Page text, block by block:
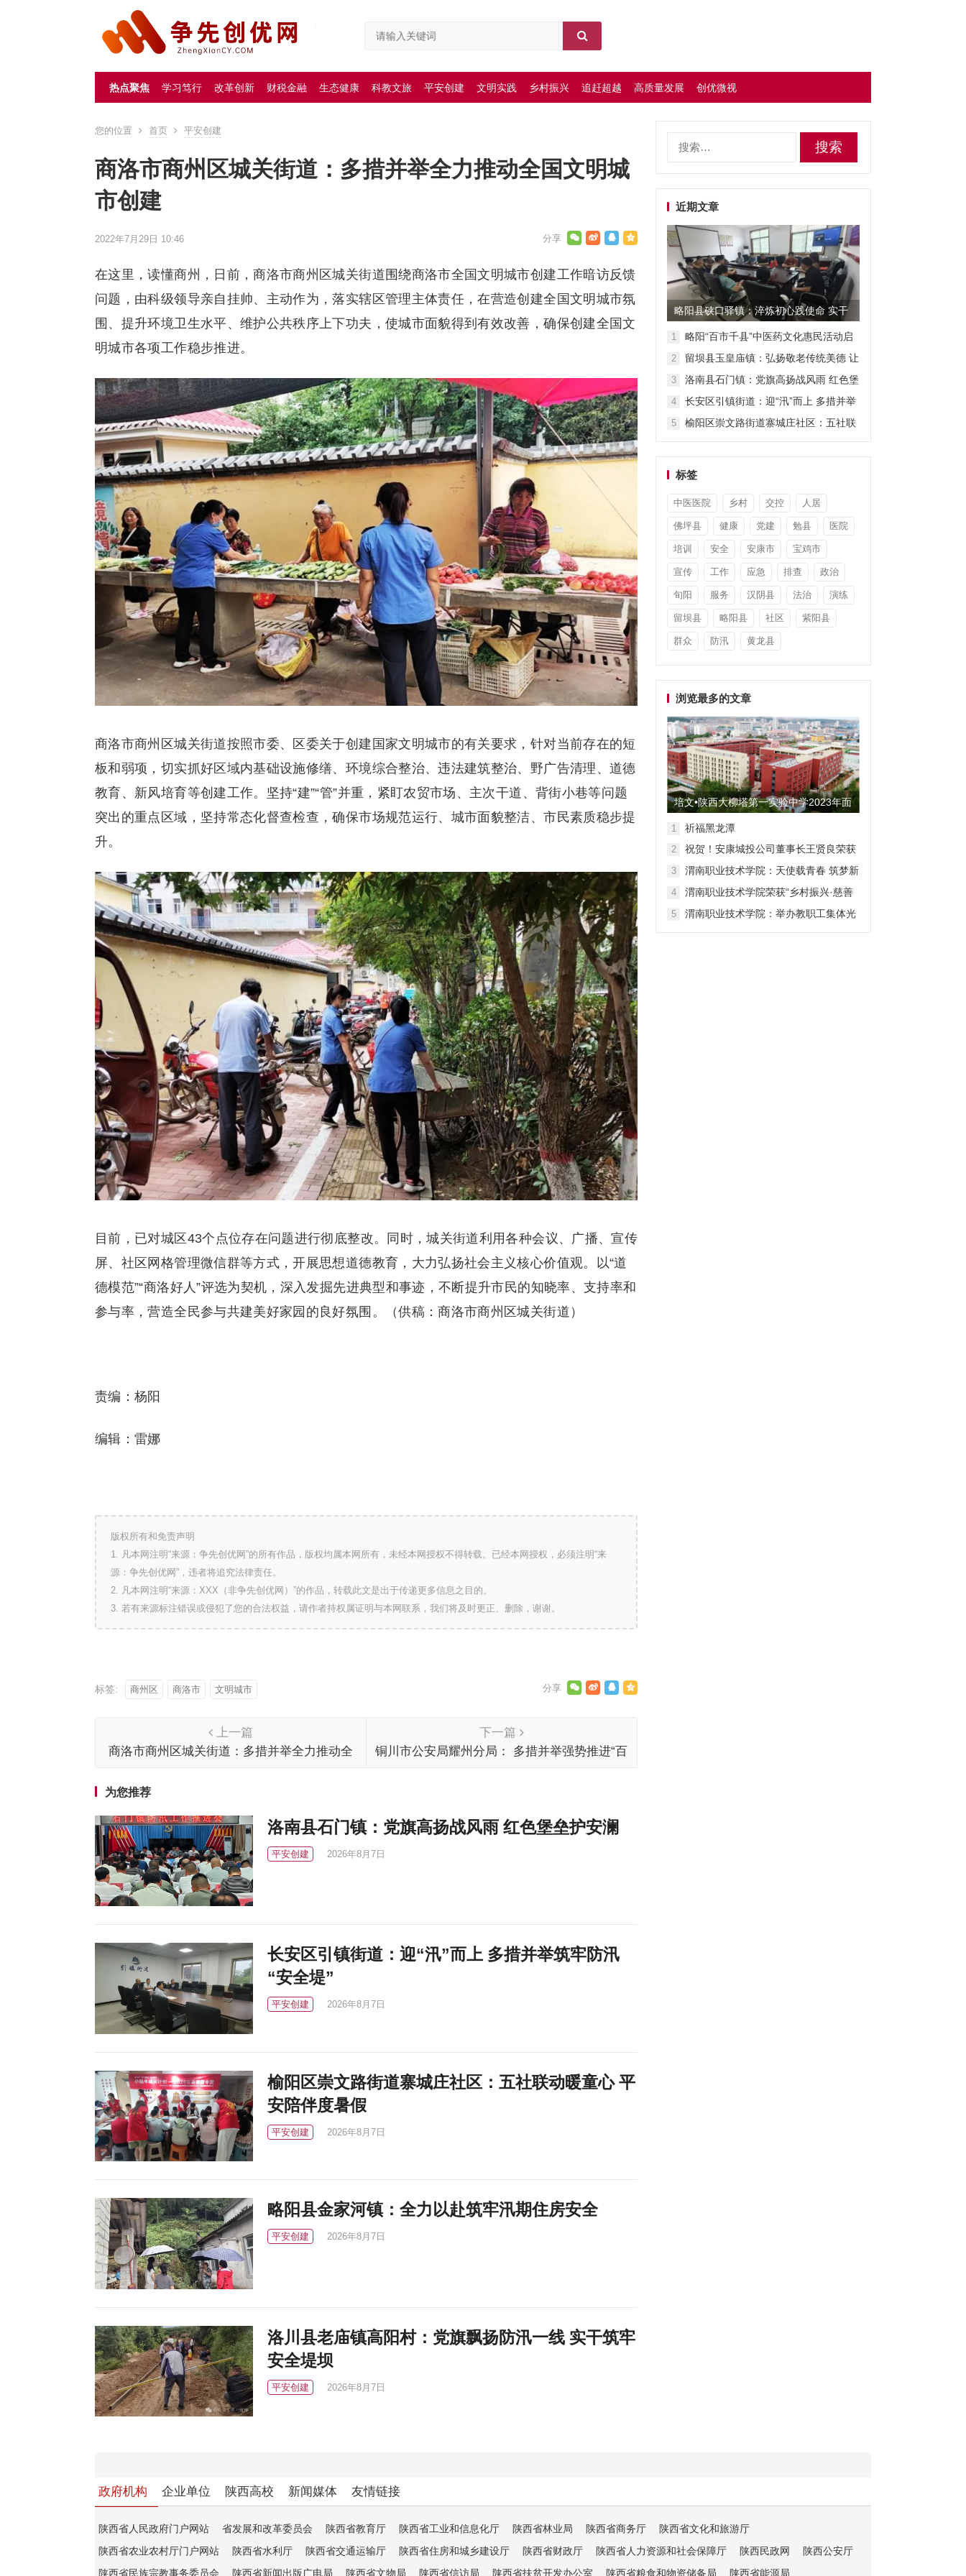
热点聚焦 学习笃行 改革创新 财税金融 生态健康 科教文旅 平安创建 文明实践 乡村振兴 追赶超越 高质量发展 创优微视
您的位置 首页 平安创建
商洛市商州区城关街道：多措并举全力推动全国文明城
市创建
2022年7月29日 10:46
在这里，读懂商州，日前，商洛市商州区城关街道围绕商洛市全国文明城市创建工作暗访反馈
问题，由科级领导亲自挂帅、主动作为，落实辖区管理主体责任，在营造创建全国文明城市氛
围、提升环境卫生水平、维护公共秩序上下功夫，使城市面貌得到有效改善，确保创建全国文
明城市各项工作稳步推进。
商洛市商州区城关街道按照市委、区委关于创建国家文明城市的有关要求，针对当前存在的短
板和弱项，切实抓好区域内基础设施修缮、环境综合整治、违法建筑整治、野广告清理、道德
教育、新风培育等创建工作。坚持“建”“管”并重，紧盯农贸市场、主次干道、背街小巷等问题
突出的重点区域，坚持常态化督查检查，确保市场规范运行、城市面貌整洁、市民素质稳步提
升。
目前，已对城区43个点位存在问题进行彻底整改。同时，城关街道利用各种会议、广播、宣传
屏、社区网格管理微信群等方式，开展思想道德教育，大力弘扬社会主义核心价值观。以“道
德模范”“商洛好人”评选为契机，深入发掘先进典型和事迹，不断提升市民的知晓率、支持率和
参与率，营造全民参与共建美好家园的良好氛围。（供稿：商洛市商州区城关街道）
责编：杨阳
编辑：雷娜
版权所有和免责声明
1. 凡本网注明“来源：争先创优网”的所有作品，版权均属本网所有，未经本网授权不得转载。已经本网授权，必须注明“来
源：争先创优网”，违者将追究法律责任。
2. 凡本网注明“来源：XXX（非争先创优网）”的作品，转载此文是出于传递更多信息之目的。
3. 若有来源标注错误或侵犯了您的合法权益，请作者持权属证明与本网联系，我们将及时更正、删除，谢谢。
标签: 商州区 商洛市 文明城市
上一篇
商洛市商州区城关街道：多措并举全力推动全
下一篇
铜川市公安局耀州分局： 多措并举强势推进“百
为您推荐
洛南县石门镇：党旗高扬战风雨 红色堡垒护安澜
平安创建 2026年8月7日
长安区引镇街道：迎“汛”而上 多措并举筑牢防汛
“安全堤”
平安创建 2026年8月7日
榆阳区崇文路街道寨城庄社区：五社联动暖童心 平
安陪伴度暑假
平安创建 2026年8月7日
略阳县金家河镇：全力以赴筑牢汛期住房安全
平安创建 2026年8月7日
洛川县老庙镇高阳村：党旗飘扬防汛一线 实干筑牢
安全堤坝
平安创建 2026年8月7日
近期文章
略阳县硖口驿镇：淬炼初心践使命 实干
担当显作为
1
略阳“百市千县”中医药文化惠民活动启
2
留坝县玉皇庙镇：弘扬敬老传统美德 让
3
洛南县石门镇：党旗高扬战风雨 红色堡
4
长安区引镇街道：迎“汛”而上 多措并举
5
榆阳区崇文路街道寨城庄社区：五社联
标签
中医医院 乡村 交控 人居
佛坪县 健康 党建 勉县 医院
培训 安全 安康市 宝鸡市
宣传 工作 应急 排查 政治
旬阳 服务 汉阴县 法治 演练
留坝县 略阳县 社区 紫阳县
群众 防汛 黄龙县
浏览最多的文章
培文•陕西大柳塔第一实验中学2023年面
向全国招聘教师启事
1 祈福黑龙潭
2
祝贺！安康城投公司董事长王贤良荣获
3
渭南职业技术学院：天使载青春 筑梦新
4
渭南职业技术学院荣获“乡村振兴·慈善
5
渭南职业技术学院：举办教职工集体光
政府机构 企业单位 陕西高校 新闻媒体 友情链接
陕西省人民政府门户网站 省发展和改革委员会 陕西省教育厅 陕西省工业和信息化厅 陕西省林业局 陕西省商务厅
陕西省文化和旅游厅
陕西省农业农村厅门户网站
陕西省水利厅 陕西省交通运输厅 陕西省住房和城乡建设厅 陕西省财政厅 陕西省人力资源和社会保障厅 陕西民政网
陕西公安厅
陕西省民族宗教事务委员会
陕西省新闻出版广电局 陕西省文物局 陕西省信访局 陕西省扶贫开发办公室 陕西省粮食和物资储备局 陕西省能源局